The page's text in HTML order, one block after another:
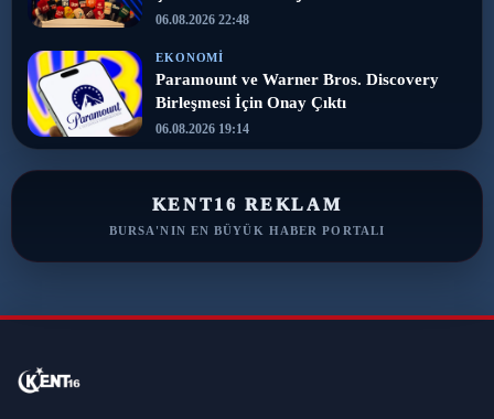
06.08.2026 22:48
EKONOMI
Paramount ve Warner Bros. Discovery
Birleşmesi İçin Onay Çıktı
06.08.2026 19:14
KENT16 REKLAM
BURSA'NIN EN BÜYÜK HABER PORTALI